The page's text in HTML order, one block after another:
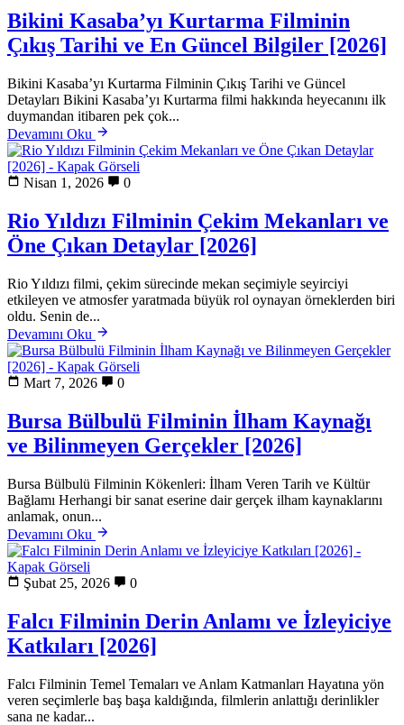
Bikini Kasaba’yı Kurtarma Filminin
Çıkış Tarihi ve En Güncel Bilgiler [2026]
Bikini Kasaba’yı Kurtarma Filminin Çıkış Tarihi ve Güncel
Detayları Bikini Kasaba’yı Kurtarma filmi hakkında heyecanını ilk
duymandan itibaren pek çok...
Devamını Oku
Nisan 1, 2026 0
Rio Yıldızı Filminin Çekim Mekanları ve
Öne Çıkan Detaylar [2026]
Rio Yıldızı filmi, çekim sürecinde mekan seçimiyle seyirciyi
etkileyen ve atmosfer yaratmada büyük rol oynayan örneklerden biri
oldu. Senin de...
Devamını Oku
Mart 7, 2026 0
Bursa Bülbulü Filminin İlham Kaynağı
ve Bilinmeyen Gerçekler [2026]
Bursa Bülbulü Filminin Kökenleri: İlham Veren Tarih ve Kültür
Bağlamı Herhangi bir sanat eserine dair gerçek ilham kaynaklarını
anlamak, onun...
Devamını Oku
Şubat 25, 2026 0
Falcı Filminin Derin Anlamı ve İzleyiciye
Katkıları [2026]
Falcı Filminin Temel Temaları ve Anlam Katmanları Hayatına yön
veren seçimlerle baş başa kaldığında, filmlerin anlattığı derinlikler
sana ne kadar...